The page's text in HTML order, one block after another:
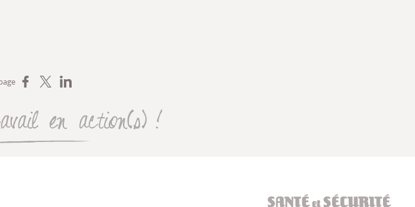
Partager sur Facebook
Partager sur XPartager sur LinkedIn
La santé au travail en action(s)
Santé et sécurité au